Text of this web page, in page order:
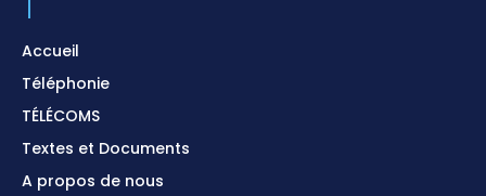
Accueil
Téléphonie
TÉLÉCOMS
Textes et Documents
A propos de nous